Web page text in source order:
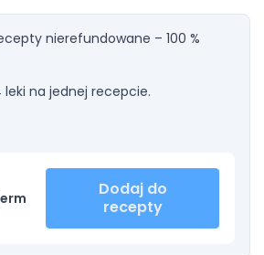
nierefundowane – 100 %
na jednej recepcie.
Dodaj do
recepty